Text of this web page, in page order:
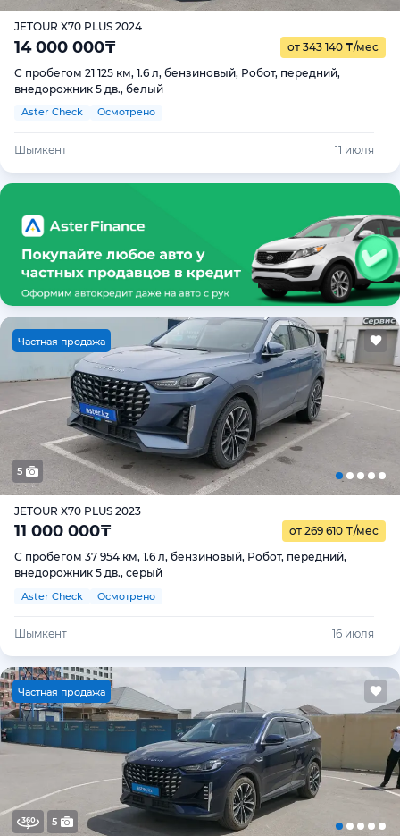
JETOUR X70 PLUS 2024
14 000 000₸ от 343 140 ₸/мес
С пробегом 21 125 км, 1.6 л, бензиновый, Робот, передний,
внедорожник 5 дв., белый
Aster Check Осмотрено
Шымкент 11 июля
Частная продажа
5
JETOUR X70 PLUS 2023
11 000 000₸ от 269 610 ₸/мес
С пробегом 37 954 км, 1.6 л, бензиновый, Робот, передний,
внедорожник 5 дв., серый
Aster Check Осмотрено
Шымкент 16 июля
Частная продажа
5